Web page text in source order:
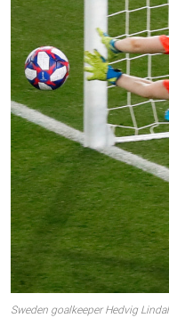
Sweden goalkeeper Hedvig